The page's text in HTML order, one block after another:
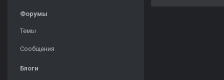
Форумы
Темы
Сообщения
Блоги